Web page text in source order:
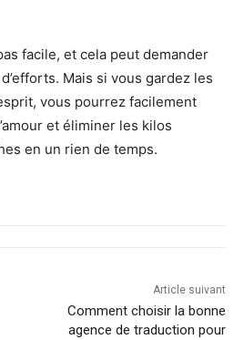
facile, et cela peut demander
Mais si vous gardez les
vous pourrez facilement
et éliminer les kilos
en un rien de temps.
Article suivant
Comment choisir la bonne
agence de traduction pour